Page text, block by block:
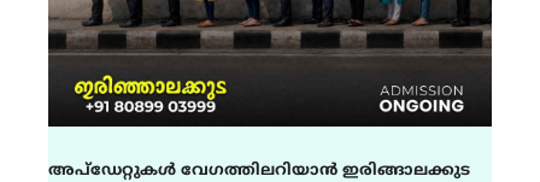
അപ്ഡേറ്റുകൾ വേഗത്തിലറിയാൻ ഇരിങ്ങാലക്കുട